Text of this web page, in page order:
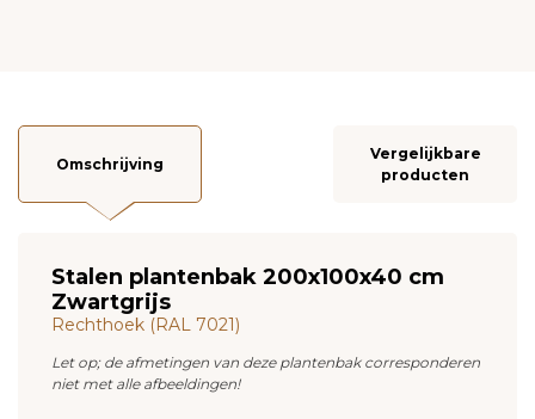
Omschrijving
Vergelijkbare
producten
Stalen plantenbak 200x100x40 cm
Zwartgrijs
Rechthoek (RAL 7021)
Let op; de afmetingen van deze plantenbak corresponderen
niet met alle afbeeldingen!